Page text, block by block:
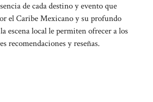
de cada destino y evento que
el Caribe Mexicano y su profundo
escena local le permiten ofrecer a los
recomendaciones y reseñas.